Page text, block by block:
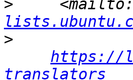
>
     <mailto:
>
https://
translators